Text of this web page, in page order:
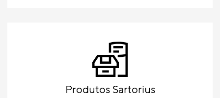
Produtos Sartorius